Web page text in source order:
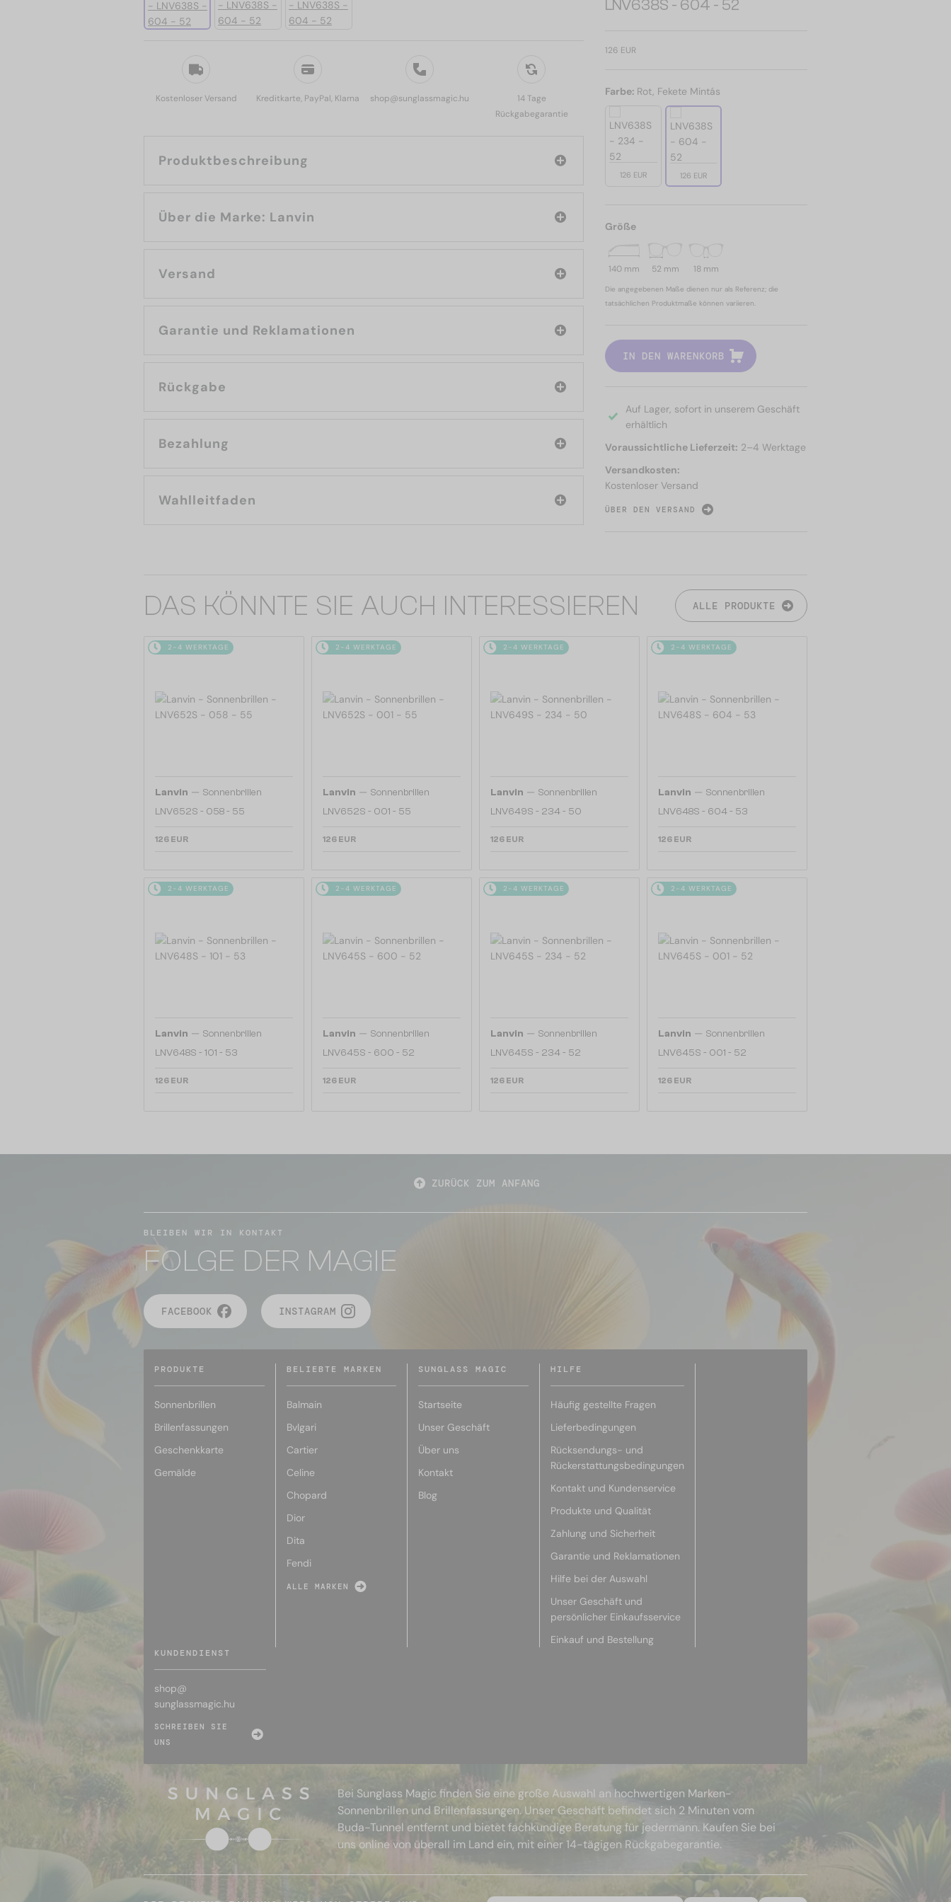
Kostenloser Versand Kreditkarte, PayPal, Klarna shop@sunglassmagic.hu
14 Tage
Rückgabegarantie
Produktbeschreibung
Über die Marke: Lanvin
Versand
Garantie und Reklamationen
Rückgabe
Bezahlung
Wahlleitfaden
LNV638S - 604 - 52
126 EUR
Farbe: Rot, Fekete Mintás
126 EUR 126 EUR
Größe
140 mm 52 mm 18 mm
Die angegebenen Maße dienen nur als Referenz; die
tatsächlichen Produktmaße können variieren.
IN DEN WARENKORB
Auf Lager, sofort in unserem Geschäft
erhältlich
Voraussichtliche Lieferzeit: 2–4 Werktage
Versandkosten:
Kostenloser Versand
ÜBER DEN VERSAND
DAS KÖNNTE SIE AUCH INTERESSIEREN ALLE PRODUKTE
2-4 WERKTAGE
Lanvin — Sonnenbrillen
LNV652S - 058 - 55
126 EUR
2-4 WERKTAGE
Lanvin — Sonnenbrillen
LNV652S - 001 - 55
126 EUR
2-4 WERKTAGE
Lanvin — Sonnenbrillen
LNV649S - 234 - 50
126 EUR
2-4 WERKTAGE
Lanvin — Sonnenbrillen
LNV648S - 604 - 53
126 EUR
2-4 WERKTAGE
Lanvin — Sonnenbrillen
LNV648S - 101 - 53
126 EUR
2-4 WERKTAGE
Lanvin — Sonnenbrillen
LNV645S - 600 - 52
126 EUR
2-4 WERKTAGE
Lanvin — Sonnenbrillen
LNV645S - 234 - 52
126 EUR
2-4 WERKTAGE
Lanvin — Sonnenbrillen
LNV645S - 001 - 52
126 EUR
ZURÜCK ZUM ANFANG
BLEIBEN WIR IN KONTAKT
FOLGE DER MAGIE
FACEBOOK INSTAGRAM
PRODUKTE
Sonnenbrillen
Brillenfassungen
Geschenkkarte
Gemälde
BELIEBTE MARKEN
Balmain
Bvlgari
Cartier
Celine
Chopard
Dior
Dita
Fendi
ALLE MARKEN
SUNGLASS MAGIC
Startseite
Unser Geschäft
Über uns
Kontakt
Blog
HILFE
Häufig gestellte Fragen
Lieferbedingungen
Rücksendungs- und
Rückerstattungsbedingungen
Kontakt und Kundenservice
Produkte und Qualität
Zahlung und Sicherheit
Garantie und Reklamationen
Hilfe bei der Auswahl
Unser Geschäft und
persönlicher Einkaufsservice
Einkauf und Bestellung
KUNDENDIENST
shop@
sunglassmagic.hu
SCHREIBEN SIE
UNS
Bei Sunglass Magic finden Sie eine große Auswahl an hochwertigen Marken-
Sonnenbrillen und Brillenfassungen. Unser Geschäft befindet sich 2 Minuten vom
Buda-Tunnel entfernt und bietet fachkundige Beratung für jedermann. Kaufen Sie bei
uns online von überall im Land ein, mit einer 14-tägigen Rückgabegarantie.